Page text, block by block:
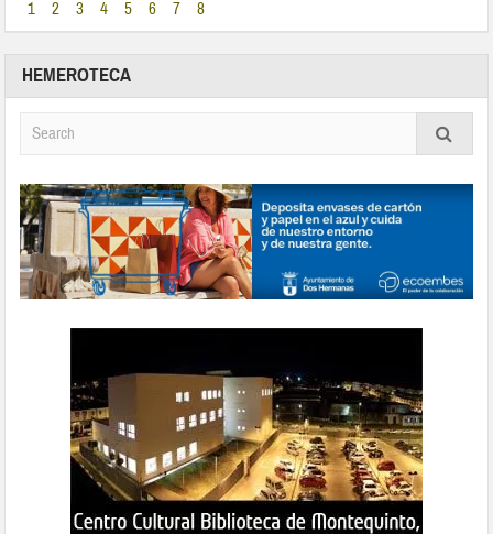
1 2 3 4 5 6 7 8
HEMEROTECA